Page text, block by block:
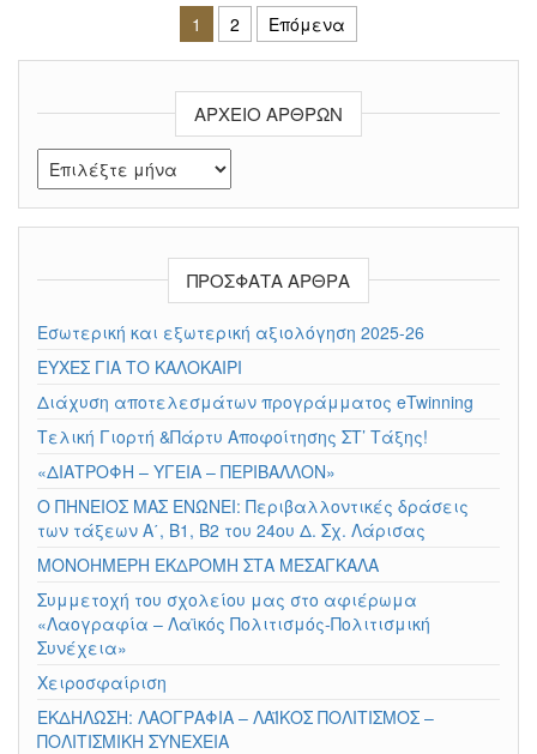
Πλοήγηση άρθρων
1 2 Επόμενα
ΑΡΧΕΊΟ ΆΡΘΡΩΝ
Αρχείο άρθρων
ΠΡΌΣΦΑΤΑ ΆΡΘΡΑ
Εσωτερική και εξωτερική αξιολόγηση 2025-26
ΕΥΧΕΣ ΓΙΑ ΤΟ ΚΑΛΟΚΑΙΡΙ
Διάχυση αποτελεσμάτων προγράμματος eTwinning
Τελική Γιορτή &Πάρτυ Αποφοίτησης ΣΤ’ Τάξης!
«ΔΙΑΤΡΟΦΗ – ΥΓΕΙΑ – ΠΕΡΙΒΑΛΛΟΝ»
Ο ΠΗΝΕΙΟΣ ΜΑΣ ΕΝΩΝΕΙ: Περιβαλλοντικές δράσεις
των τάξεων Α΄, Β1, Β2 του 24ου Δ. Σχ. Λάρισας
ΜΟΝΟΗΜΕΡΗ ΕΚΔΡΟΜΗ ΣΤΑ ΜΕΣΑΓΚΑΛΑ
Συμμετοχή του σχολείου μας στο αφιέρωμα
«Λαογραφία – Λαϊκός Πολιτισμός-Πολιτισμική
Συνέχεια»
Χειροσφαίριση
ΕΚΔΗΛΩΣΗ: ΛΑΟΓΡΑΦΙΑ – ΛΑΪΚΟΣ ΠΟΛΙΤΙΣΜΟΣ –
ΠΟΛΙΤΙΣΜΙΚΗ ΣΥΝΕΧΕΙΑ